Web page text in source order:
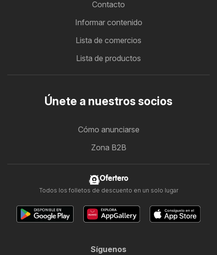
Contacto
Informar contenido
Lista de comercios
Lista de productos
Únete a nuestros socios
Cómo anunciarse
Zona B2B
Ofertero
Todos los folletos de descuento en un solo lugar
Síguenos